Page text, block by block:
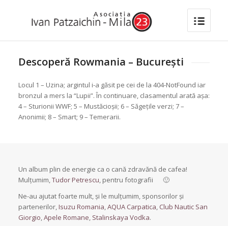
Descoperă Rowmania – București
Locul 1 – Uzina; argintul i-a găsit pe cei de la 404-NotFound iar
bronzul a mers la “Lupii”. În continuare, clasamentul arată așa:
4 – Sturionii WWF; 5 – Mustăcioșii; 6 – Săgețile verzi; 7 –
Anonimii; 8 – Smart; 9 – Temerarii.
Un album plin de energie ca o cană zdravănă de cafea!
Mulțumim,Tudor Petrescu, pentru fotografii
🙂
Ne-au ajutat foarte mult, și le mulțumim, sponsorilor și
partenerilor,Isuzu Romania,AQUA Carpatica, Club Nautic San
Giorgio,Apele Romane, Stalinskaya Vodka.